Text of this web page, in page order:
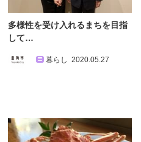
多様性を受け入れるまちを目指
して…
暮らし 2020.05.27